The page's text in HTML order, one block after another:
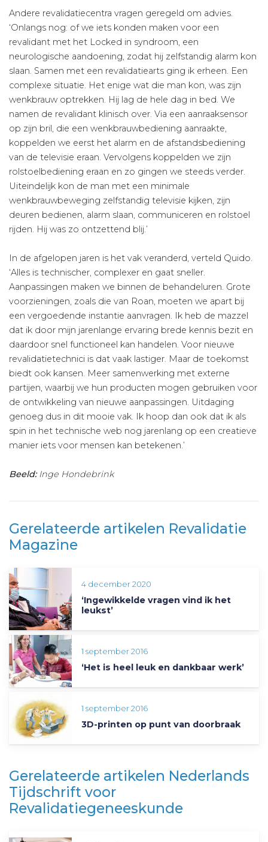
Andere revalidatiecentra vragen geregeld om advies.
‘Onlangs nog: of we iets konden maken voor een
revalidant met het Locked in syndroom, een
neurologische aandoening, zodat hij zelfstandig alarm kon
slaan. Samen met een revalidatiearts ging ik erheen. Een
complexe situatie. Het enige wat die man kon, was zijn
wenkbrauw optrekken. Hij lag de hele dag in bed. We
namen de revalidant klinisch over. Via een aanraaksensor
op zijn bril, die een wenkbrauwbediening aanraakte,
koppelden we eerst het alarm en de afstandsbediening
van de televisie eraan. Vervolgens koppelden we zijn
rolstoelbediening eraan en zo gingen we steeds verder.
Uiteindelijk kon de man met een minimale
wenkbrauwbeweging zelfstandig televisie kijken, zijn
deuren bedienen, alarm slaan, communiceren en rolstoel
rijden. Hij was zo ontzettend blij.’
In de afgelopen jaren is het vak veranderd, verteld Quido.
‘Alles is technischer, complexer en gaat sneller.
Aanpassingen maken we binnen de behandeluren. Grote
voorzieningen, zoals die van Roan, moeten we apart bij
een vergoedende instantie aanvragen. Ik heb de mazzel
dat ik door mijn jarenlange ervaring brede kennis bezit en
daardoor snel functioneel kan handelen. Voor nieuwe
revalidatietechnici is dat vaak lastiger. Maar de toekomst
biedt ook kansen. Meer samenwerking met externe
partijen, waarbij we hun producten mogen gebruiken voor
de ontwikkeling van nieuwe aanpassingen. Uitdaging
genoeg dus in dit mooie vak. Ik hoop dan ook dat ik als
spin in het technische web nog jarenlang op een creatieve
manier iets voor mensen kan betekenen.’
Beeld:Inge Hondebrink
Gerelateerde artikelen Revalidatie
Magazine
4 december 2020
‘Ingewikkelde vragen vind ik het
leukst’
1 september 2016
‘Het is heel leuk en dankbaar werk’
1 september 2016
3D-printen op punt van doorbraak
Gerelateerde artikelen Nederlands
Tijdschrift voor
Revalidatiegeneeskunde